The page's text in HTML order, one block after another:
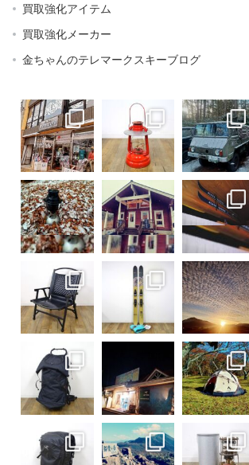
買取強化アイテム
買取強化メーカー
金ちゃんのテレマークスキーブログ